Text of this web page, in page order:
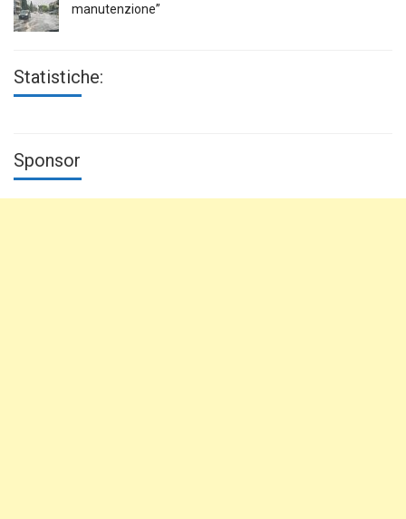
manutenzione”
Statistiche:
Sponsor